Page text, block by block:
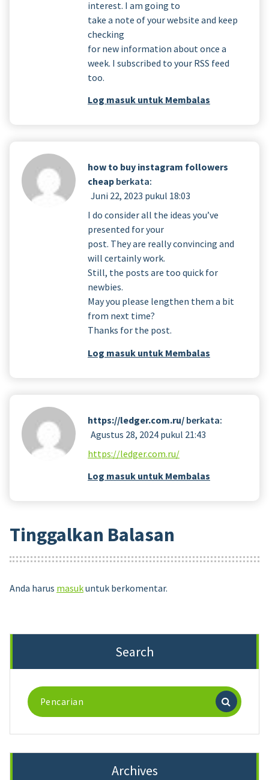
interest. I am going to
take a note of your website and keep
checking
for new information about once a
week. I subscribed to your RSS feed
too.
Log masuk untuk Membalas
how to buy instagram followers
cheap berkata:
Juni 22, 2023 pukul 18:03
I do consider all the ideas you’ve
presented for your
post. They are really convincing and
will certainly work.
Still, the posts are too quick for
newbies.
May you please lengthen them a bit
from next time?
Thanks for the post.
Log masuk untuk Membalas
https://ledger.com.ru/ berkata:
Agustus 28, 2024 pukul 21:43
https://ledger.com.ru/
Log masuk untuk Membalas
Tinggalkan Balasan
Anda harus masukuntuk berkomentar.
Search
Pencarian
untuk:
Archives